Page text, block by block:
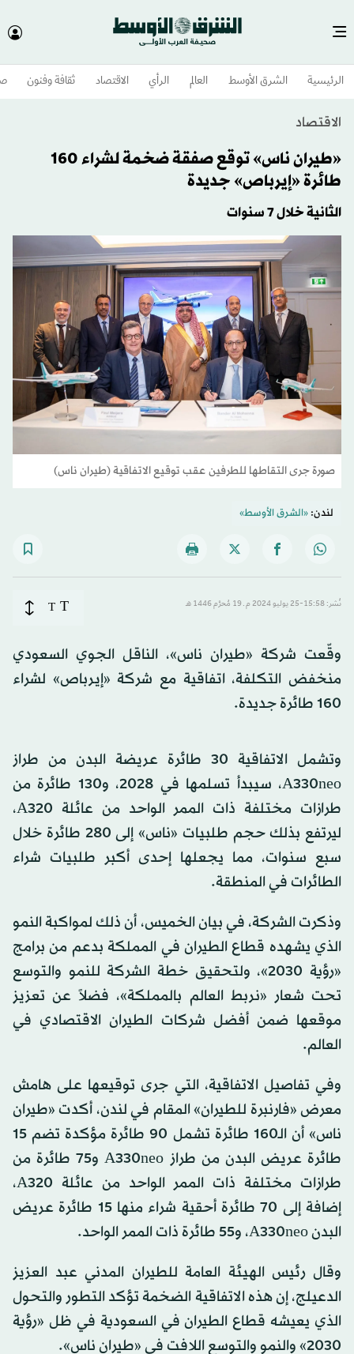
الرئيسية الشرق الأوسط​ العالم الرأي الاقتصاد ثقافة وفنون
الاقتصاد
«طيران ناس» توقع صفقة ضخمة لشراء 160
طائرة «إيرباص» جديدة
الثانية خلال 7 سنوات
صورة جرى التقاطها للطرفين عقب توقيع الاتفاقية (طيران ناس)
لندن:«الشرق الأوسط»
نُشر: 15:58-25 يوليو 2024 م ـ 19 مُحرَّم 1446 هـ T
T
وقّعت شركة «طيران ناس»، الناقل الجوي السعودي
منخفض التكلفة، اتفاقية مع شركة «إيرباص» لشراء
160 طائرة جديدة.
وتشمل الاتفاقية 30 طائرة عريضة البدن من طراز
A330neo، سيبدأ تسلمها في 2028، و130 طائرة من
طرازات مختلفة ذات الممر الواحد من عائلة A320،
ليرتفع بذلك حجم طلبيات «ناس» إلى 280 طائرة خلال
سبع سنوات، مما يجعلها إحدى أكبر طلبيات شراء
الطائرات في المنطقة.
وذكرت الشركة، في بيان الخميس، أن ذلك لمواكبة النمو
الذي يشهده قطاع الطيران في المملكة بدعم من برامج
«رؤية 2030»، ولتحقيق خطة الشركة للنمو والتوسع
تحت شعار «نربط العالم بالمملكة»، فضلاً عن تعزيز
موقعها ضمن أفضل شركات الطيران الاقتصادي في
العالم.
وفي تفاصيل الاتفاقية، التي جرى توقيعها على هامش
معرض «فارنبرة للطيران» المقام في لندن، أكدت «طيران
ناس» أن الـ160 طائرة تشمل 90 طائرة مؤكدة تضم 15
طائرة عريض البدن من طراز A330neo و75 طائرة من
طرازات مختلفة ذات الممر الواحد من عائلة A320،
إضافة إلى 70 طائرة أحقية شراء منها 15 طائرة عريض
البدن A330neo، و55 طائرة ذات الممر الواحد.
وقال رئيس الهيئة العامة للطيران المدني عبد العزيز
الدعيلج، إن هذه الاتفاقية الضخمة تؤكد التطور والتحول
الذي يعيشه قطاع الطيران في السعودية في ظل «رؤية
2030» والنمو والتوسع اللافت في «طيران ناس».